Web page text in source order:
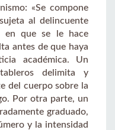
«Se compone
al delincuente
en que se le hace
antes de que haya
académica. Un
delimita y
del cuerpo sobre la
Por otra parte, un
graduado,
y la intensidad